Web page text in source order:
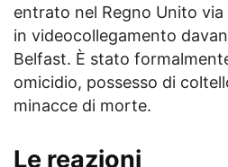
entrato nel Regno Unito
in videocollegamento
Belfast. È stato
omicidio, possesso di
minacce di morte.
Le reazioni